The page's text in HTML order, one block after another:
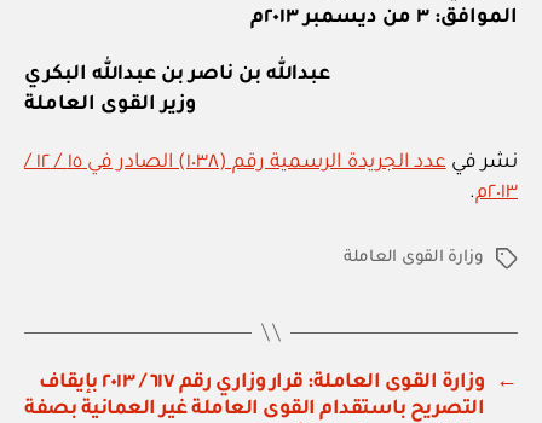
الموافق: ٣ من ديسمبر ٢٠١٣م
عبدالله بن ناصر بن عبدالله البكري
وزير القوى العاملة
نشر في
عدد الجريدة الرسمية رقم (١٠٣٨) الصادر في ١٥ / ١٢ /
٢٠١٣م
.
الوسوموزارة القوى العاملة
←
وزارة القوى العاملة: قرار وزاري رقم ٦١٧ / ٢٠١٣ بإيقاف
التصريح باستقدام القوى العاملة غير العمانية بصفة